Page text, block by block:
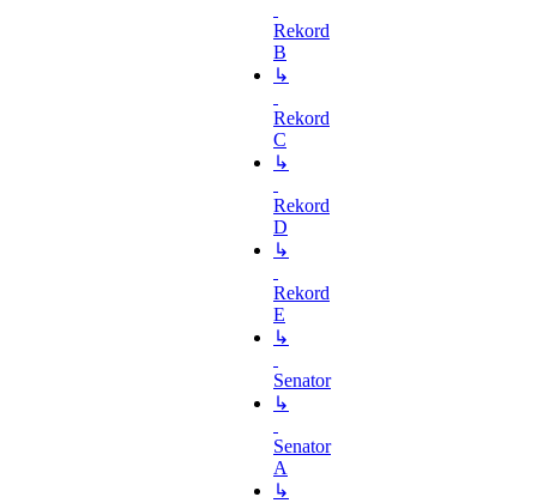
Rekord
B
↳
Rekord
C
↳
Rekord
D
↳
Rekord
E
↳
Senator
↳
Senator
A
↳